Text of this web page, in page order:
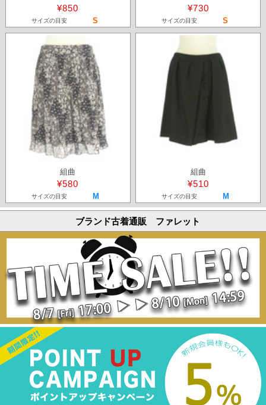
¥850
サイズの目安 S
¥730
サイズの目安 S
組曲
¥580
サイズの目安 M
組曲
¥510
サイズの目安 M
ブランド古着通販 ファレット